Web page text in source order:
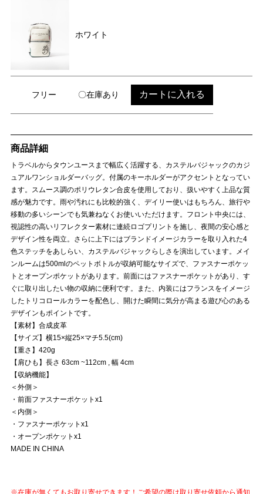
ホワイト
フリー 〇在庫あり カートに入れる
商品詳細
トラベルからタウンユースまで幅広く活躍する、カステルバジャックのカジ
ュアルワンショルダーバッグ。付属のキーホルダーがアクセントとなってい
ます。スムース調のポリウレタン合皮を使用しており、扱いやすく上品な質
感が魅力です。雨や汚れにも比較的強く、デイリー使いはもちろん、旅行や
移動の多いシーンでも気兼ねなくお使いいただけます。フロント中央には、
視認性の高いリフレクター素材に連続ロゴプリントを施し、夜間の安心感と
デザイン性を両立。さらに上下にはブランドイメージカラーを取り入れた4
色ステッチをあしらい、カステルバジャックらしさを演出しています。メイ
ンルームは500mlのペットボトルが収納可能なサイズで、ファスナーポケッ
トとオープンポケットがあります。前面にはファスナーポケットがあり、す
ぐに取り出したい物の収納に便利です。また、内装にはフランスをイメージ
したトリコロールカラーを配色し、開けた瞬間に気分が高まる遊び心のある
デザインもポイントです。
【素材】合成皮革
【サイズ】横15×縦25×マチ5.5(cm)
【重さ】420g
【肩ひも】長さ 63cm ~112cm , 幅 4cm
【収納機能】
＜外側＞
・前面ファスナーポケットx1
＜内側＞
・ファスナーポケットx1
・オープンポケットx1
MADE IN CHINA
※在庫が無くてもお取り寄せできます！ご希望の際は取り寄せ依頼から通知